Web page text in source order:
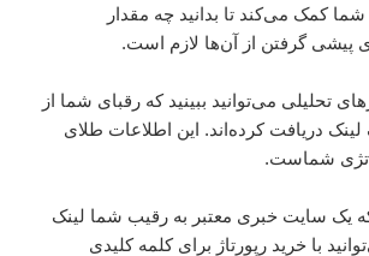
کمک می‌کند تا بدانید چه مقدار
پیشی گرفتن از آن‌ها لازم است.
تحلیلی می‌توانید ببینید که رقبای شما از
دریافت کرده‌اند. این اطلاعات طلای
شماست.
یک سایت خبری معتبر به رقیب شما لینک
با خرید رپورتاژ برای کلمه کلیدی